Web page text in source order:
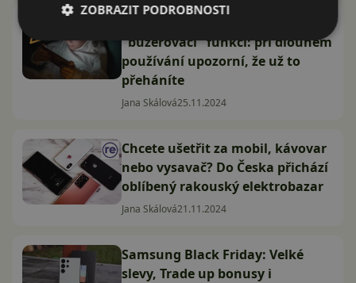
"buzerovací" funkci: při dlouhém
používání upozorní, že už to
přeháníte
Jana Skálová25.11.2024
Chcete ušetřit za mobil, kávovar
nebo vysavač? Do Česka přichází
oblíbený rakouský elektrobazar
Jana Skálová21.11.2024
Samsung Black Friday: Velké
slevy, Trade up bonusy i
ZOBRAZIT PODROBNOSTI